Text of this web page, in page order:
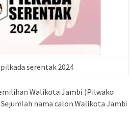
serentak 2024
Walikota Jambi (Pilwako
nama calon Walikota Jambi